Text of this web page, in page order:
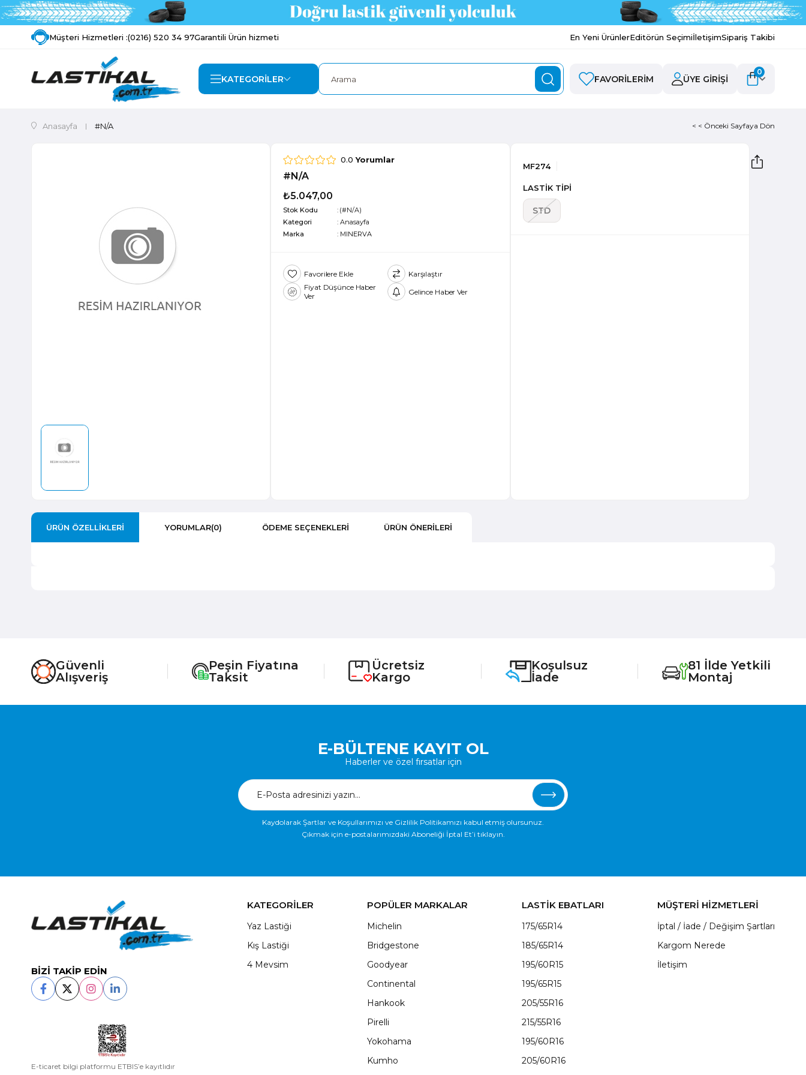
Müşteri Hizmetleri :(0216) 520 34 97Garantili Ürün hizmeti En Yeni ÜrünlerEditörün SeçimiİletişimSipariş Takibi
KATEGORİLER FAVORILERIM ÜYE GIRIŞI
0
Anasayfa #N/A < < Önceki Sayfaya Dön
0.0 Yorumlar
#N/A
₺5.047,00
Stok Kodu
(#N/A)
Kategori
:Anasayfa
Marka
: MINERVA
Favorilere Ekle
Karşılaştır
Fiyat Düşünce Haber
Ver
Gelince Haber Ver
MF274
LASTİK TİPİ
STD
ÜRÜN ÖZELLIKLERI YORUMLAR(0) ÖDEME SEÇENEKLERI ÜRÜN ÖNERILERI
Güvenli
Alışveriş
Peşin Fiyatına
Taksit
Ücretsiz
Kargo
Koşulsuz
İade
81 İlde Yetkili
Montaj
E-BÜLTENE KAYIT OL
Haberler ve özel fırsatlar için
Kaydolarak Şartlar ve Koşullarımızı ve Gizlilik Politikamızı kabul etmiş olursunuz.
Çıkmak için e-postalarımızdaki Aboneliği İptal Et’i tıklayın.
BİZİ TAKİP EDİN
E-ticaret bilgi platformu ETBIS’e kayıtlıdır
KATEGORİLER
Yaz Lastiği
Kış Lastiği
4 Mevsim
POPÜLER MARKALAR
Michelin
Bridgestone
Goodyear
Continental
Hankook
Pirelli
Yokohama
Kumho
LASTİK EBATLARI
175/65R14
185/65R14
195/60R15
195/65R15
205/55R16
215/55R16
195/60R16
205/60R16
MÜŞTERİ HİZMETLERİ
İptal / İade / Değişim Şartları
Kargom Nerede
İletişim